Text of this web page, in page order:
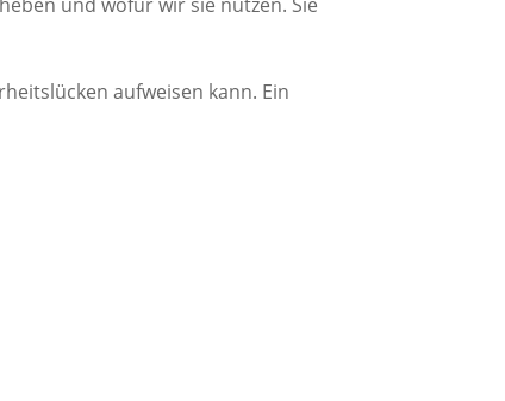
aufweisen kann. Ein